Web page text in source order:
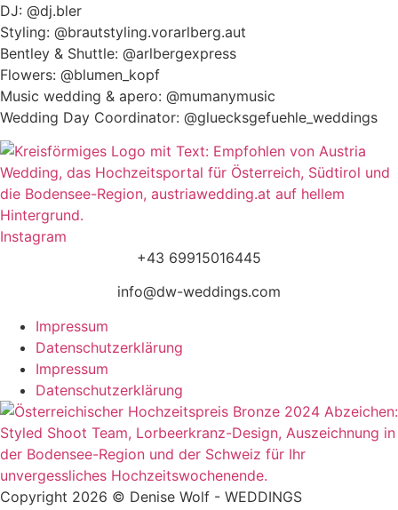
DJ: @dj.bler
Styling: @brautstyling.vorarlberg.aut
Bentley & Shuttle: @arlbergexpress
Flowers: @blumen_kopf
Music wedding & apero: @mumanymusic
Wedding Day Coordinator: @gluecksgefuehle_weddings
Instagram
+43 69915016445
info@dw-weddings.com
Impressum
Datenschutzerklärung
Impressum
Datenschutzerklärung
Copyright 2026 © Denise Wolf - WEDDINGS